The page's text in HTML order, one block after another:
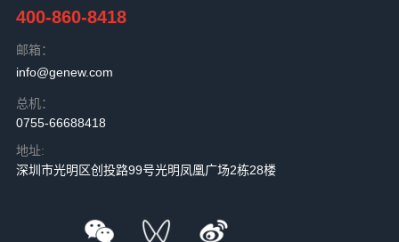
400-860-8418
邮箱：
info@genew.com
总机：
0755-66688418
地址:
深圳市光明区创投路99号光明凤凰广场2栋28楼